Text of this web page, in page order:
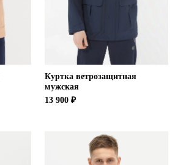
Куртка ветрозащитная
мужская
13 900 ₽